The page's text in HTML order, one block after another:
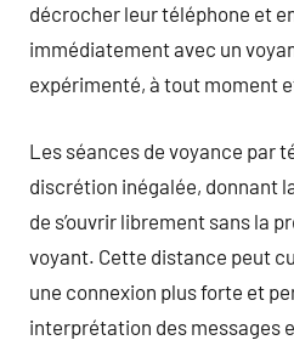
décrocher leur téléphone et
immédiatement avec un
expérimenté, à tout moment
Les séances de voyance par
discrétion inégalée, donnant
de s’ouvrir librement sans la
voyant. Cette distance peut
une connexion plus forte et
interprétation des messages